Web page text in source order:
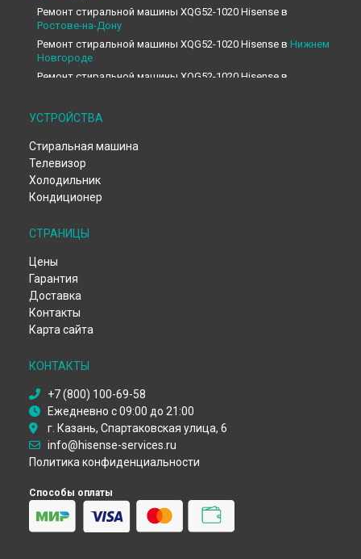
Ремонт стиральной машины XQG52-1020 Hisense в
Ростове-на-Дону
Ремонт стиральной машины XQG52-1020 Hisense в Нижнем
Новгороде
Ремонт стиральной машины XQG52-1020 Hisense в
Ремонт стиральной машины XQG52-1020 Hisense в
Челябинске
Ремонт стиральной машины XQG52-1020 Hisense в
Екатеринбурге
Ремонт стиральной машины XQG52-1020 Hisense в
Ремонт стиральной машины XQG52-1020 Hisense в
Ремонт стиральной машины XQG52-1020 Hisense в
Волгограде
Ремонт стиральной машины XQG52-1020 Hisense в
Барнауле
Ремонт стиральной машины XQG52-1020 Hisense в
Ремонт стиральной машины XQG52-1020 Hisense в
Ремонт стиральной машины XQG52-1020 Hisense в
Ярославле
Ремонт стиральной машины XQG52-1020 Hisense в
Саратове
Ремонт стиральной машины XQG52-1020 Hisense в
Хабаровске
Ремонт стиральной машины XQG52-1020 Hisense в
Ремонт стиральной машины XQG52-1020 Hisense в
Ремонт стиральной машины XQG52-1020 Hisense в
Иркутске
УСТРОЙСТВА
Стиральная машина
Телевизор
Холодильник
Кондиционер
СТРАНИЦЫ
Цены
Гарантия
Доставка
Контакты
Карта сайта
КОНТАКТЫ
+7 (800) 100-69-58
Ежедневно с 09:00 до 21:00
г. Казань, Спартаковская улица, 6
info@hisense-services.ru
Политика конфиденциальности
Способы оплаты